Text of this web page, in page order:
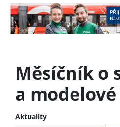
Měsíčník o
a
Aktuality